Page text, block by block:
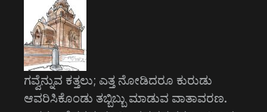
ಗವ್ವೆನ್ನುವ ಕತ್ತಲು; ಎತ್ತ ನೋಡಿದರೂ ಕುರುಡು
ಆವರಿಸಿಕೊಂಡು ತಬ್ಬಿಬ್ಬು ಮಾಡುವ ವಾತಾವರಣ.